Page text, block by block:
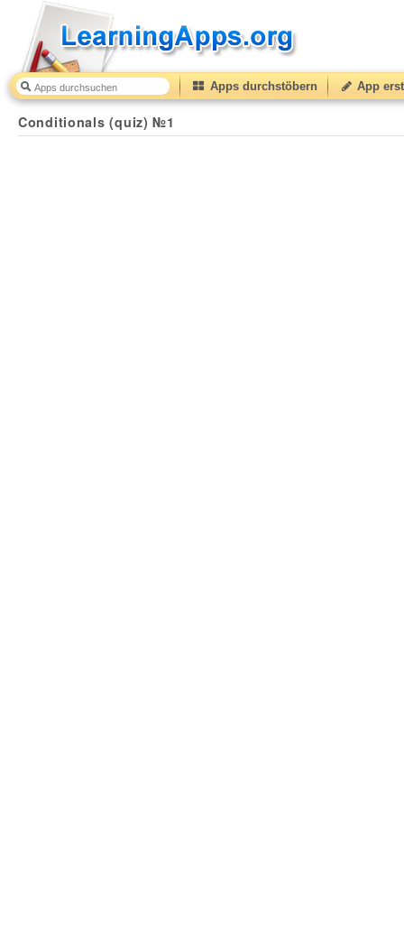
Apps durchstöbern App
Conditionals (quiz) №1